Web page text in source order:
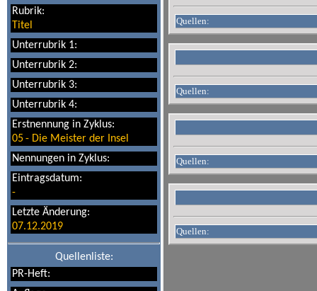
Rubrik:
Titel
Unterrubrik 1:
Unterrubrik 2:
Unterrubrik 3:
Unterrubrik 4:
Erstnennung in Zyklus:
05- Die Meister der Insel
Nennungen in Zyklus:
Eintragsdatum:
-
Letzte Änderung:
07.12.2019
Quellenliste:
PR-Heft:
Quellen:
Quellen:
Quellen:
Quellen: